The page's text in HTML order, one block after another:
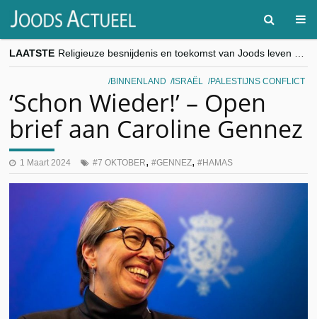
LAATSTE
“Besnijdenisdebat toont hoe moeilijk seculiere Westen minderheden begrijpt”, Jinnih Beels (Vooruit)
CITYTRIP | ROEMENIË – Boekarest: de verrassing van Oost-Europa
BINNENLAND ISRAËL PALESTIJNS CONFLICT
‘Schon Wieder!’ – Open
brief aan Caroline Gennez
1 Maart 2024 7 OKTOBER, GENNEZ, HAMAS